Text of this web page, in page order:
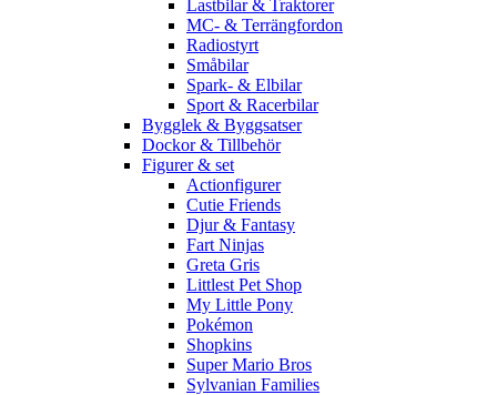
Lastbilar & Traktorer
MC- & Terrängfordon
Radiostyrt
Småbilar
Spark- & Elbilar
Sport & Racerbilar
Bygglek & Byggsatser
Dockor & Tillbehör
Figurer & set
Actionfigurer
Cutie Friends
Djur & Fantasy
Fart Ninjas
Greta Gris
Littlest Pet Shop
My Little Pony
Pokémon
Shopkins
Super Mario Bros
Sylvanian Families